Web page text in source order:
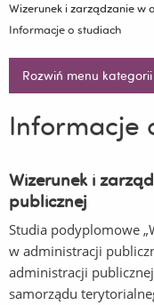
Wizerunek i zarządzanie w
Informacje o studiach
Rozwiń menu kategorii
Informacje
Wizerunek i
publicznej
Studia podyplomowe
w administracji
administracji
samorządu